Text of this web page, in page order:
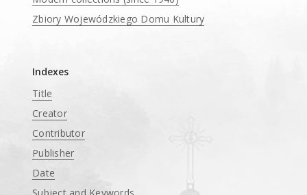
Zbiory Wojewódzkiego Domu Kultury
Indexes
Title
Creator
Contributor
Publisher
Date